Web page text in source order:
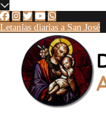
Letanías diarias a San José